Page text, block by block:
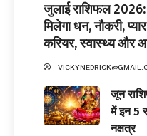
जुलाई राशिफल 2026:
मिलेगा धन, नौकरी,
करियर, स्वास्थ्य और
जून
में इन 5
नक्षत्र